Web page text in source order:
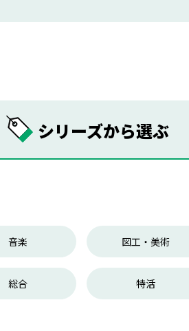
シリーズから選ぶ
音楽 図工・美術
総合 特活